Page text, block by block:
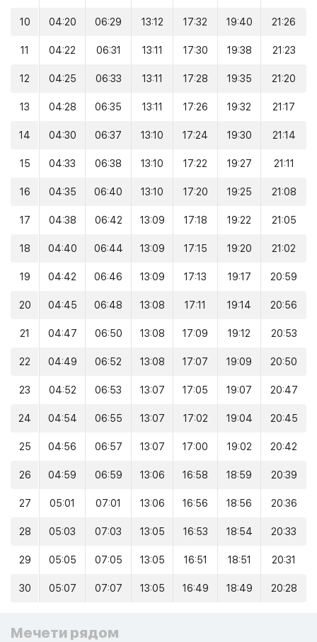
10 04:20 06:29 13:12 17:32 19:40 21:26
11 04:22 06:31 13:11 17:30 19:38 21:23
12 04:25 06:33 13:11 17:28 19:35 21:20
13 04:28 06:35 13:11 17:26 19:32 21:17
14 04:30 06:37 13:10 17:24 19:30 21:14
15 04:33 06:38 13:10 17:22 19:27 21:11
16 04:35 06:40 13:10 17:20 19:25 21:08
17 04:38 06:42 13:09 17:18 19:22 21:05
18 04:40 06:44 13:09 17:15 19:20 21:02
19 04:42 06:46 13:09 17:13 19:17 20:59
20 04:45 06:48 13:08 17:11 19:14 20:56
21 04:47 06:50 13:08 17:09 19:12 20:53
22 04:49 06:52 13:08 17:07 19:09 20:50
23 04:52 06:53 13:07 17:05 19:07 20:47
24 04:54 06:55 13:07 17:02 19:04 20:45
25 04:56 06:57 13:07 17:00 19:02 20:42
26 04:59 06:59 13:06 16:58 18:59 20:39
27 05:01 07:01 13:06 16:56 18:56 20:36
28 05:03 07:03 13:05 16:53 18:54 20:33
29 05:05 07:05 13:05 16:51 18:51 20:31
30 05:07 07:07 13:05 16:49 18:49 20:28
Мечети рядом